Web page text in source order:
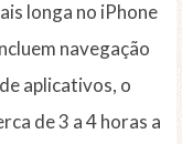
longa no iPhone
navegação
aplicativos, o
de 3 a 4 horas a